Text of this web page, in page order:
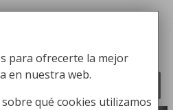
para la higiene industrial
para ofrecerte la mejor
en nuestra web.
qué cookies utilizamos